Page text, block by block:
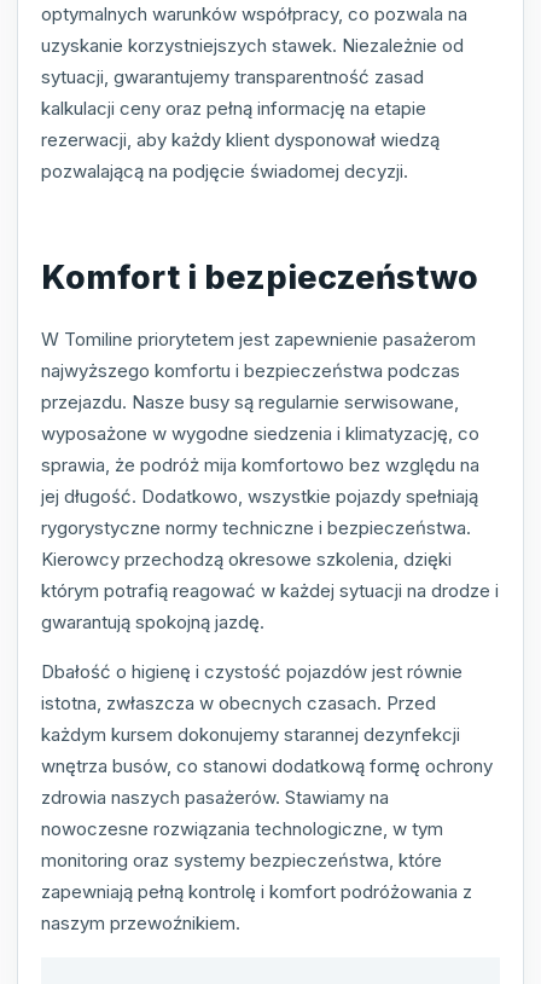
optymalnych warunków współpracy, co pozwala na
uzyskanie korzystniejszych stawek. Niezależnie od
sytuacji, gwarantujemy transparentność zasad
kalkulacji ceny oraz pełną informację na etapie
rezerwacji, aby każdy klient dysponował wiedzą
pozwalającą na podjęcie świadomej decyzji.
Komfort i bezpieczeństwo
W Tomiline priorytetem jest zapewnienie pasażerom
najwyższego komfortu i bezpieczeństwa podczas
przejazdu. Nasze busy są regularnie serwisowane,
wyposażone w wygodne siedzenia i klimatyzację, co
sprawia, że podróż mija komfortowo bez względu na
jej długość. Dodatkowo, wszystkie pojazdy spełniają
rygorystyczne normy techniczne i bezpieczeństwa.
Kierowcy przechodzą okresowe szkolenia, dzięki
którym potrafią reagować w każdej sytuacji na drodze i
gwarantują spokojną jazdę.
Dbałość o higienę i czystość pojazdów jest równie
istotna, zwłaszcza w obecnych czasach. Przed
każdym kursem dokonujemy starannej dezynfekcji
wnętrza busów, co stanowi dodatkową formę ochrony
zdrowia naszych pasażerów. Stawiamy na
nowoczesne rozwiązania technologiczne, w tym
monitoring oraz systemy bezpieczeństwa, które
zapewniają pełną kontrolę i komfort podróżowania z
naszym przewoźnikiem.